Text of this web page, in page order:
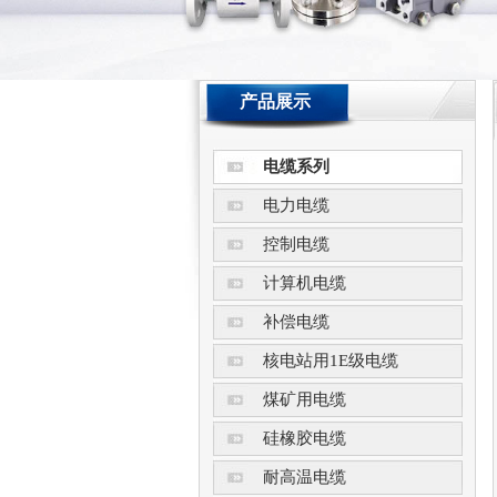
产品展示
电缆系列
电力电缆
控制电缆
计算机电缆
补偿电缆
核电站用1E级电缆
煤矿用电缆
硅橡胶电缆
耐高温电缆